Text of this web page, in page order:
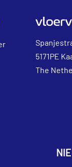
5171PE
The